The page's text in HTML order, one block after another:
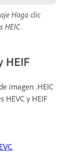
Haga clic
HEIC.
HEIF
imagen .HEIC
HEVC y HEIF
.